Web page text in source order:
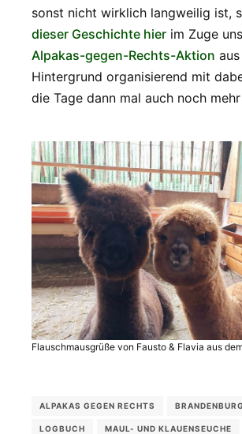
sonst nicht wirklich langweilig ist,
dieser Geschichte hier im Zuge
Alpakas-gegen-Rechts-Aktion
Hintergrund organisierend mit
die Tage dann mal auch noch
Flauschmausgrüße von Fausto & Flavia aus
ALPAKAS GEGEN RECHTS BRANDENBURG
LOGBUCH MAUL- UND KLAUENSEUCHE